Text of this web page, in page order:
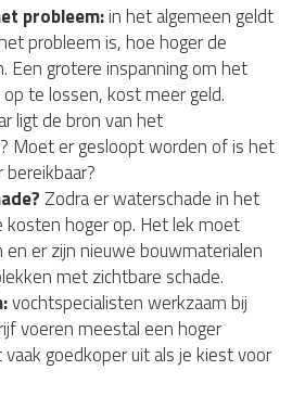
probleem:in het algemeen geldt
probleem is, hoe hoger de
Een grotere inspanning om het
te lossen, kost meer geld.
ligt de bron van het
Moet er gesloopt worden of is het
Zodra er waterschade in het
kosten hoger op. Het lek moet
er zijn nieuwe bouwmaterialen
met zichtbare schade.
vochtspecialisten werkzaam bij
voeren meestal een hoger
vaak goedkoper uit als je kiest voor